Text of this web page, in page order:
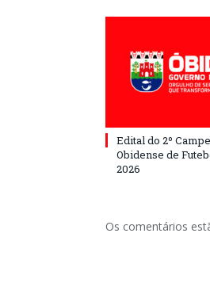
Edital do 2º
Obidense de
2026
Os comentários